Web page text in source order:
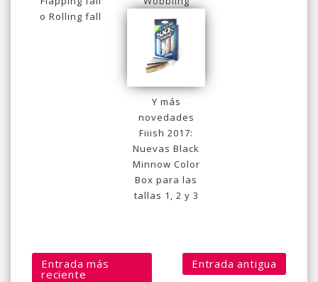
o Rolling fall
Y más
novedades
Fiiish 2017:
Nuevas Black
Minnow Color
Box para las
tallas 1, 2 y 3
Entrada más
reciente
Entrada antigua